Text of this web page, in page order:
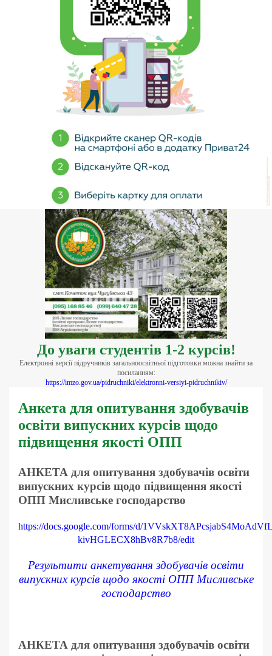
До уваги студентів 1-2 курсів!
Електронні версії підручників загальноосвітньої підготовки можна знайти за
посиланням:
https://imzo.gov.ua/pidruchniki/elektronni-versiyi-pidruchnikiv/
Анкета для опитування здобувачів
освіти випускних курсів щодо
підвищення якості ОПП
АНКЕТА для опитування здобувачів освіти
випускних курсів щодо підвищення якості
ОПП Мисливське господарство
https://docs.google.com/forms/d/
kivHGLECX8hBv8R7b8/edit
Результити анкетування здобувачів освіти
випускних курсів щодо якості ОПП Мисливське
господарство
АНКЕТА для опитування здобувачів освіти